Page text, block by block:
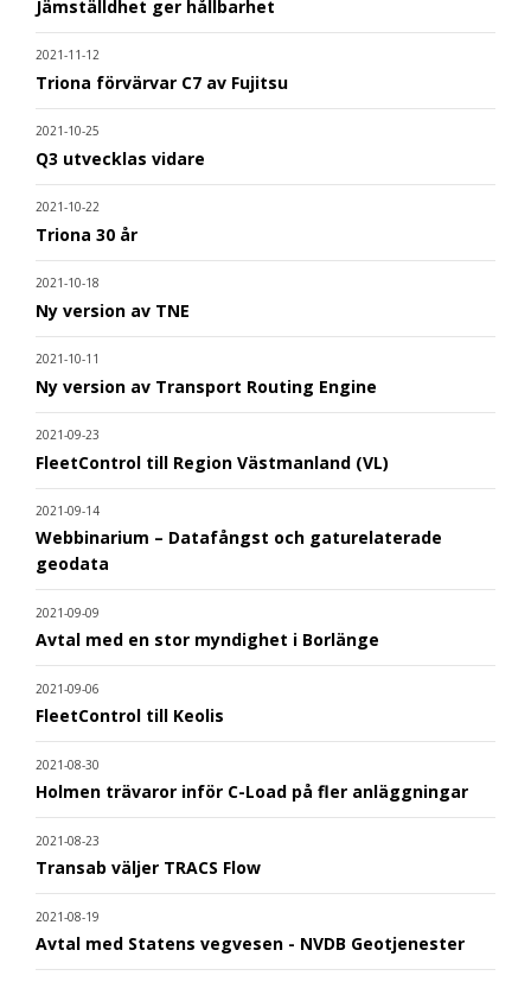
Jämställdhet ger hållbarhet
2021-11-12
Triona förvärvar C7 av Fujitsu
2021-10-25
Q3 utvecklas vidare
2021-10-22
Triona 30 år
2021-10-18
Ny version av TNE
2021-10-11
Ny version av Transport Routing Engine
2021-09-23
FleetControl till Region Västmanland (VL)
2021-09-14
Webbinarium – Datafångst och gaturelaterade
geodata
2021-09-09
Avtal med en stor myndighet i Borlänge
2021-09-06
FleetControl till Keolis
2021-08-30
Holmen trävaror inför C-Load på fler anläggningar
2021-08-23
Transab väljer TRACS Flow
2021-08-19
Avtal med Statens vegvesen - NVDB Geotjenester